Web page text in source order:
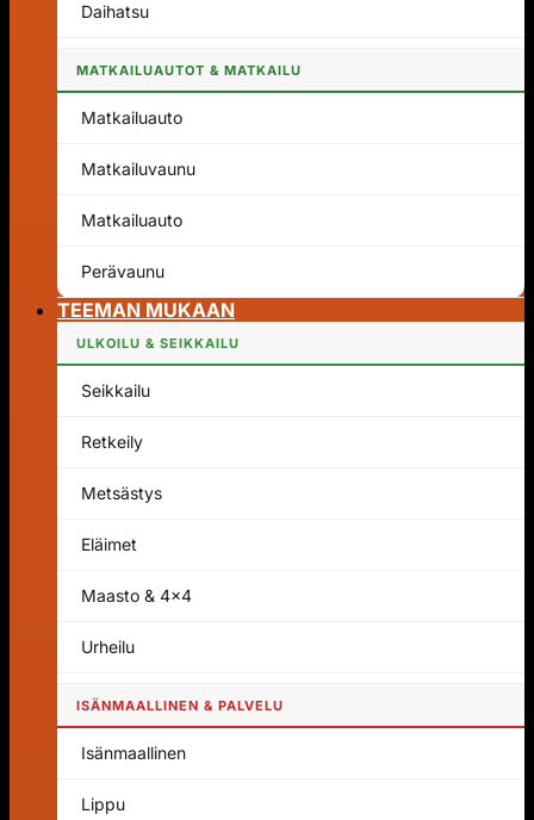
Daihatsu
MATKAILUAUTOT & MATKAILU
Matkailuauto
Matkailuvaunu
Matkailuauto
Perävaunu
TEEMAN MUKAAN
ULKOILU & SEIKKAILU
Seikkailu
Retkeily
Metsästys
Eläimet
Maasto & 4x4
Urheilu
ISÄNMAALLINEN & PALVELU
Isänmaallinen
Lippu